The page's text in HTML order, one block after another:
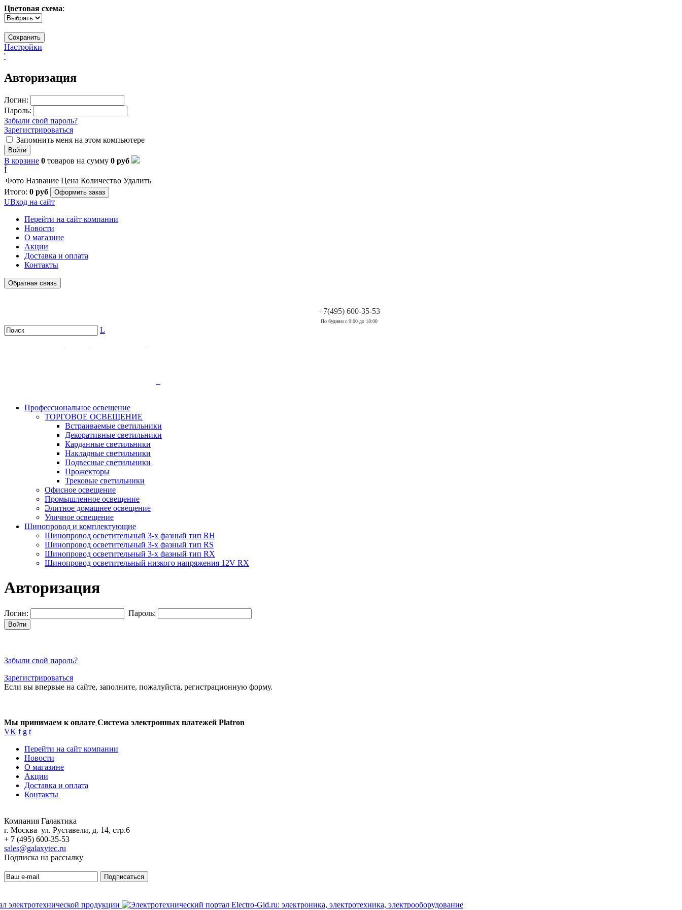
Цветовая схема:
Настройки
'
Авторизация
Логин:
Пароль:
Забыли свой пароль?
Зарегистрироваться
Запомнить меня на этом компьютере
Войти
В корзине 0 товаров на сумму 0 руб
Í
Фото Название Цена Количество Удалить
Итого: 0 руб Оформить заказ
UВход на сайт
Перейти на сайт компании
Новости
О магазине
Акции
Доставка и оплата
Контакты
Обратная связь
+7(495) 600-35-53
По будням с 9:00 до 18:00
L
Профессиональное освещение
ТОРГОВОЕ ОСВЕЩЕНИЕ
Встраиваемые светильники
Декоративные светильники
Карданные светильники
Накладные светильники
Подвесные светильники
Прожекторы
Трековые светильники
Офисное освещение
Промышленное освещение
Элитное домашнее освещение
Уличное освещение
Шинопровод и комплектующие
Шинопровод осветительный 3-х фазный тип RH
Шинопровод осветительный 3-х фазный тип RS
Шинопровод осветительный 3-х фазный тип RX
Шинопровод осветительный низкого напряжения 12V RX
Авторизация
Логин: Пароль:
Войти
Забыли свой пароль?
Зарегистрироваться
Если вы впервые на сайте, заполните, пожалуйста, регистрационную форму.
Мы принимаем к оплате Система электронных платежей Platron
VK f g t
Перейти на сайт компании
Новости
О магазине
Акции
Доставка и оплата
Контакты
Компания Галактика
г. Москва ул. Руставели, д. 14, стр.6
+ 7 (495) 600-35-53
sales@galaxytec.ru
Подписка на рассылку
Подписаться